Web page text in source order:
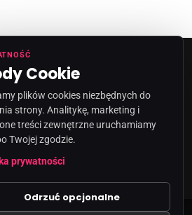
SPÓŁKA Z O.O
Cookie
plików cookies niezbędnych do
strony. Analitykę, marketing i
treści zewnętrzne uruchamiamy
Twojej zgodzie.
prywatności
Odrzuć opcjonalne